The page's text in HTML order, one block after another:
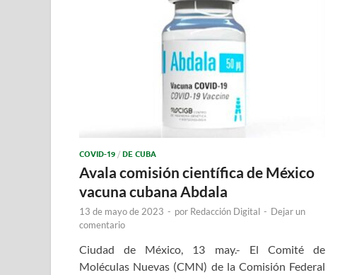
COVID-19 / DE CUBA
Avala comisión científica de México
vacuna cubana Abdala
13 de mayo de 2023 - por Redacción Digital - Dejar un
comentario
Ciudad de México, 13 may.- El Comité de
Moléculas Nuevas (CMN) de la Comisión Federal